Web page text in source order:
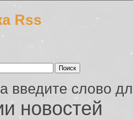
Rss
введите слово
новостей